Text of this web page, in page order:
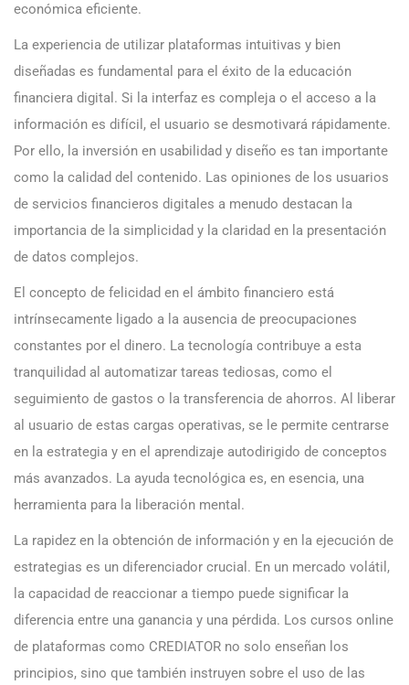
económica eficiente.
La experiencia de utilizar plataformas intuitivas y bien
diseñadas es fundamental para el éxito de la educación
financiera digital. Si la interfaz es compleja o el acceso a la
información es difícil, el usuario se desmotivará rápidamente.
Por ello, la inversión en usabilidad y diseño es tan importante
como la calidad del contenido. Las opiniones de los usuarios
de servicios financieros digitales a menudo destacan la
importancia de la simplicidad y la claridad en la presentación
de datos complejos.
El concepto de felicidad en el ámbito financiero está
intrínsecamente ligado a la ausencia de preocupaciones
constantes por el dinero. La tecnología contribuye a esta
tranquilidad al automatizar tareas tediosas, como el
seguimiento de gastos o la transferencia de ahorros. Al liberar
al usuario de estas cargas operativas, se le permite centrarse
en la estrategia y en el aprendizaje autodirigido de conceptos
más avanzados. La ayuda tecnológica es, en esencia, una
herramienta para la liberación mental.
La rapidez en la obtención de información y en la ejecución de
estrategias es un diferenciador crucial. En un mercado volátil,
la capacidad de reaccionar a tiempo puede significar la
diferencia entre una ganancia y una pérdida. Los cursos online
de plataformas como CREDIATOR no solo enseñan los
principios, sino que también instruyen sobre el uso de las